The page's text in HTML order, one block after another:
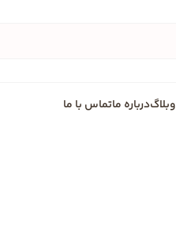
وبلاگدرباره ماتماس با ما